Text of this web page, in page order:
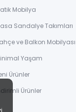
Mobilya
Sandalye Takımları
ve Balkon Mobilyası
Yaşam
Ürünler
Ürünler